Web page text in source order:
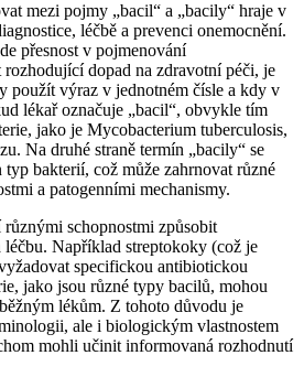
mezi pojmy „bacil“ a „bacily“ hraje v
léčbě a prevenci onemocnění.
přesnost v pojmenování
dopad na zdravotní péči, je
použít výraz v jednotném čísle a kdy v
lékař označuje „bacil“, obvykle tím
jako je Mycobacterium tuberculosis,
Na druhé straně termín „bacily“ se
typ bakterií, což může zahrnovat různé
a patogenními mechanismy.
schopnostmi způsobit
léčbu. Například streptokoky (což je
specifickou antibiotickou
jako jsou různé typy bacilů, mohou
lékům. Z tohoto důvodu je
ale i biologickým vlastnostem
mohli učinit informovaná rozhodnutí